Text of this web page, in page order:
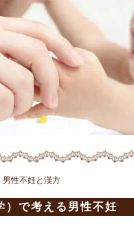
性不妊と漢方
）で考える男性不妊